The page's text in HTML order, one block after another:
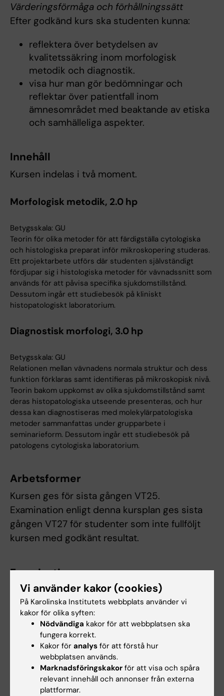
Värderingsförmåga och förhållningssätt
Efter godkänd kurs ska studenten kunna:
reflektera över betydelsen av
kvalitetssäkring inom morfologisk
metodik och diagnostik.
visa hur man gör bedömningar och
reflektar över patientfall inom
ämnesområdet med beaktande av etiska
och samhälleliga aspekter.
Innehåll
Kursen indelas i två moment.
Morfologisk metodik, 2.0 hp
Betygsskala: GU
Teorin för olika metoder för att färdigställa cytologiska
och histologiska preparat inför mikroskopering studeras.
Ett projektarbete utförs där studenten självständigt
fördjupar sig i histologiska metoder för vävnadssnitt som
används för att påvisa specifika sjukdomstillstånd.
Dessutom ingår ett studiebesök på kliniskt
histopatologiskt laboratorium.
Diagnostisk morfologi, 3.0 hp
Betygsskala: GU
Relationen mellan vävnadens normala struktur och dess
funktion förklaras samt identifieras på mikroskopisk nivå.
Teorin bakom uppkomst av olika sjukdomstillstånd samt
deras histopatologiska utseende presenteras, och hur
dessa kan diagnostiseras med molekylärpatologiska
metoder sammanfattas under grupparbete i
seminarieform. Dessutom ingår ett studiebesök på
patologens cytologiska laboratorium.
Arbetsformer
Kursen ges för sista gången VT25.
Examination enligt denna kursplan ges sista
gången VT27 för studenter som inte fullföljt
kursen med godkänt resultat.
Examination
Morfologisk metodik examineras genom
en skriftlig tentamen, Betyg U/G (2,0 hp).
Diagnostisk morfologi examineras genom
en skriftlig tentamen. Betyg U/G (3,0 hp).
För betyget G på hela kursen krävs minst G i
båda momenten samt godkänt deltagande i
seminarier och studiebesök. Vid eventuell
Vi använder kakor (cookies)
På Karolinska Institutets webbplats använder vi
kakor för olika syften:
Nödvändiga kakor för att webbplatsen ska
fungera korrekt.
Kakor för analys för att förstå hur
webbplatsen används.
Marknadsföringskakor för att visa och spåra
relevant innehåll och annonser från externa
plattformar.